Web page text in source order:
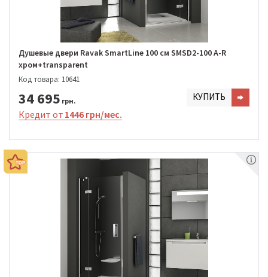
Душевые двери Ravak SmartLine 100 см SMSD2-100 A-R
хром+transparent
Код товара: 10641
34 695 грн. КУПИТЬ
Кредит от 1446 грн/мес.